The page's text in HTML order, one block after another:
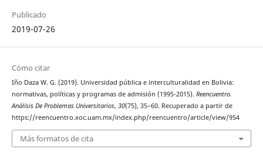
Publicado
2019-07-26
Cómo citar
Iño Daza W. G. (2019). Universidad pública e interculturalidad en Bolivia:
normativas, políticas y programas de admisión (1995-2015). Reencuentro.
Análisis De Problemas Universitarios, 30(75), 35–60. Recuperado a partir de
https://reencuentro.xoc.uam.mx/index.php/reencuentro/article/view/954
Más formatos de cita